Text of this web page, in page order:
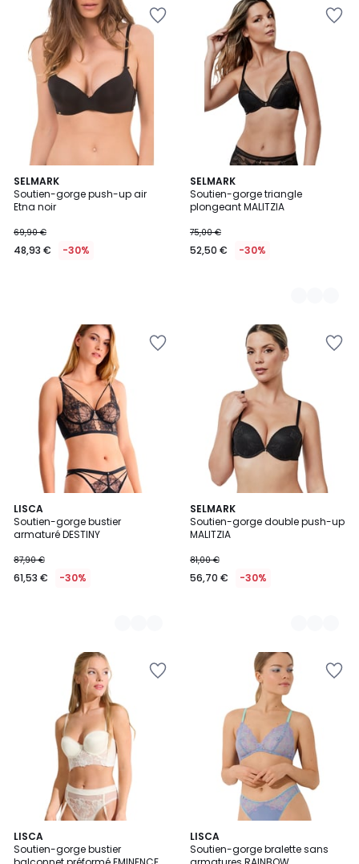
SELMARK
Soutien-gorge push-up air
Etna noir
69,90 €
48,93 € -30%
SELMARK
Soutien-gorge triangle
plongeant MALITZIA
75,00 €
52,50 € -30%
5
Couleurs
LISCA
Soutien-gorge bustier
armaturé DESTINY
87,90 €
61,53 € -30%
2
Couleurs
SELMARK
Soutien-gorge double push-up
MALITZIA
81,00 €
56,70 € -30%
2
Couleurs
LISCA
Soutien-gorge bustier
LISCA
Soutien-gorge bralette sans